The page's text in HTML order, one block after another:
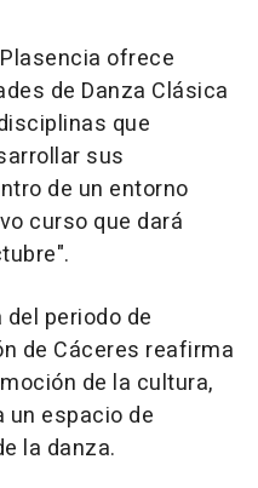
ofrece
de Danza Clásica
que
sus
de un entorno
curso que dará
periodo de
de Cáceres reafirma
de la cultura,
un espacio de
la danza.